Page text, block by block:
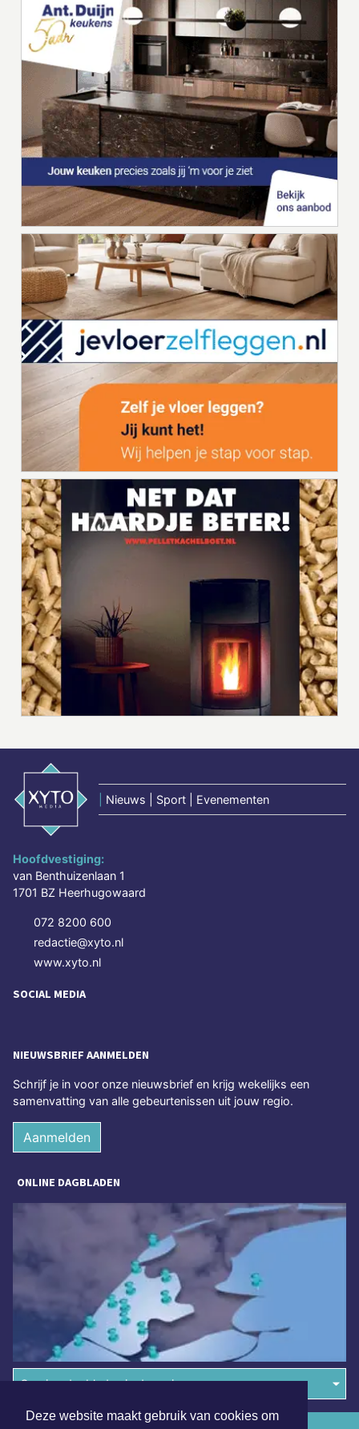
Deze website maakt gebruik van cookies om
Nieuws | Sport | Evenementen
Hoofdvestiging:
van Benthuizenlaan 1
1701 BZ Heerhugowaard
072 8200 600
redactie@xyto.nl
www.xyto.nl
SOCIAL MEDIA
NIEUWSBRIEF AANMELDEN
Schrijf je in voor onze nieuwsbrief en krijg wekelijks een
samenvatting van alle gebeurtenissen uit jouw regio.
Aanmelden
ONLINE DAGBLADEN
Overige dagbladen in de regio